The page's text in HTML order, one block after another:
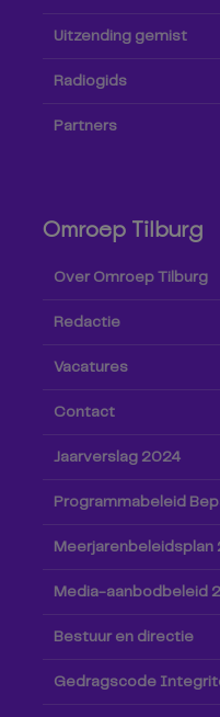
Uitzending gemist
Radiogids
Partners
Omroep Tilburg
Over Omroep Tilburg
Redactie
Vacatures
Contact
Jaarverslag 2024
Programmabeleid
Media-aanbodbeleid
Bestuur en directie
Gedragscode